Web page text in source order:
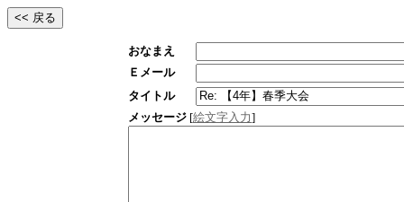
おなまえ
Ｅメール
タイトル
メッセージ [絵文字入力]